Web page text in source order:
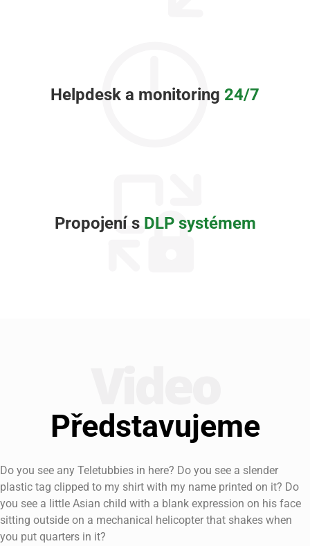
Helpdesk a monitoring 24/7
Propojení s DLP systémem
Předsta­vujeme
Do you see any Teletubbies in here? Do you see a slender
plastic tag clipped to my shirt with my name printed on it? Do
you see a little Asian child with a blank expression on his face
sitting outside on a mechanical helicopter that shakes when
you put quarters in it?